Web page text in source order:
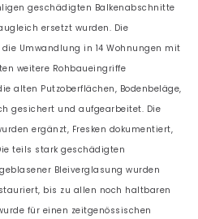
geschädigten Balkenabschnitte
ersetzt wurden. Die
Umwandlung in 14 Wohnungen mit
weitere Rohbaueingriffe
alten Putzoberflächen, Bodenbeläge,
gesichert und aufgearbeitet. Die
ergänzt, Fresken dokumentiert,
teils stark geschädigten
Bleiverglasung wurden
bis zu allen noch haltbaren
für einen zeitgenössischen